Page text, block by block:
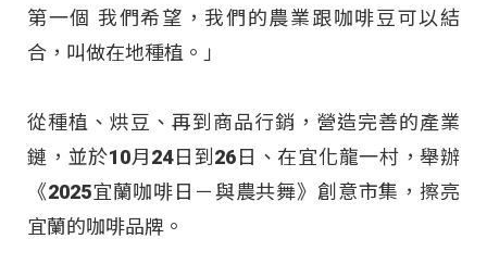
第一個 我們希望，我們的農業跟咖啡豆可以結
合，叫做在地種植。」
從種植、烘豆、再到商品行銷，營造完善的產業
鏈，並於10月24日到26日、在宜化龍一村，舉辦
《2025宜蘭咖啡日－與農共舞》創意市集，擦亮
宜蘭的咖啡品牌。